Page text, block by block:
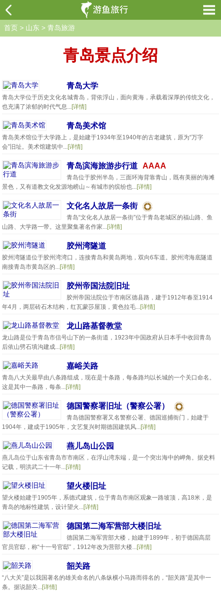
首页 > 山东 > 青岛旅游
青岛景点介绍
青岛大学
青岛大学位于历史文化名城青岛，背依浮山，面向黄海，承载着深厚的传统文化，
也充满了浓郁的时代气息...[详情]
青岛美术馆
青岛美术馆位于大学路上，是始建于1934年至1940年的古老建筑，原为“万字
会”旧址。美术馆建筑中...[详情]
青岛滨海旅游步行道 AAAA
青岛位于胶州半岛，三面环海背靠青山，既有美丽的海滩
景色，又有道教文化发源地崂山～有城市的缤纷也...[详情]
文化名人故居一条街
青岛“文化名人故居一条街”位于青岛老城区的福山路、鱼
山路、大学路一带。这里聚集著名作家...[详情]
胶州湾隧道
胶州湾隧道位于胶州湾湾口，连接青岛和黄岛两地，双向6车道。胶州湾海底隧道
南接青岛市黄岛区的...[详情]
胶州帝国法院旧址
胶州帝国法院位于市南区德县路，建于1912年春至1914
年4月，两层砖石木结构，红瓦蒙莎屋顶，黄色拉毛...[详情]
龙山路基督教堂
龙山路是位于青岛市信号山下的一条街道，1923年中国政府从日本手中收回青岛
后依山劈石填沟建成...[详情]
嘉峪关路
青岛八大关最早由八条路组成，现在是十条路，每条路均以长城的一个关口命名。
这是其中一条路，每条...[详情]
德国警察署旧址（警察公署）
青岛德国警察署又名警察公署、德国巡捕衙门，始建于
1904年，建成于1905年，文艺复兴时期德国建筑风...[详情]
燕儿岛山公园
燕儿岛位于山东省青岛市市南区，在浮山湾东端，是一个突出海中的岬角。据史料
记载，明洪武二十一年...[详情]
望火楼旧址
望火楼始建于1905年，系德式建筑，位于青岛市南区观象一路坡顶，高18米，是
青岛的地标性建筑，设计望火...[详情]
德国第二海军营部大楼旧址
德国第二海军营部大楼，始建于1899年，初于德国高层
官员官邸，称“十一号官邸”，1912年改为营部大楼...[详情]
韶关路
“八大关”是以我国著名的雄关命名的八条纵横小马路而得名的，“韶关路”是其中一
条。据说韶关...[详情]